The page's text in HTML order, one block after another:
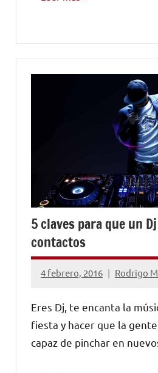
5 claves para que un
contactos
4 febrero, 2016 Rodrigo
1
Eres Dj, te encanta la
fiesta y hacer que la
capaz de pinchar en